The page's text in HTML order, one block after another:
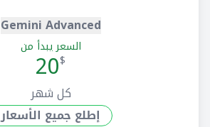
Gemini Advanced
السعر يبدأ من
$
20
كل شهر
إطلع جميع الأسعار